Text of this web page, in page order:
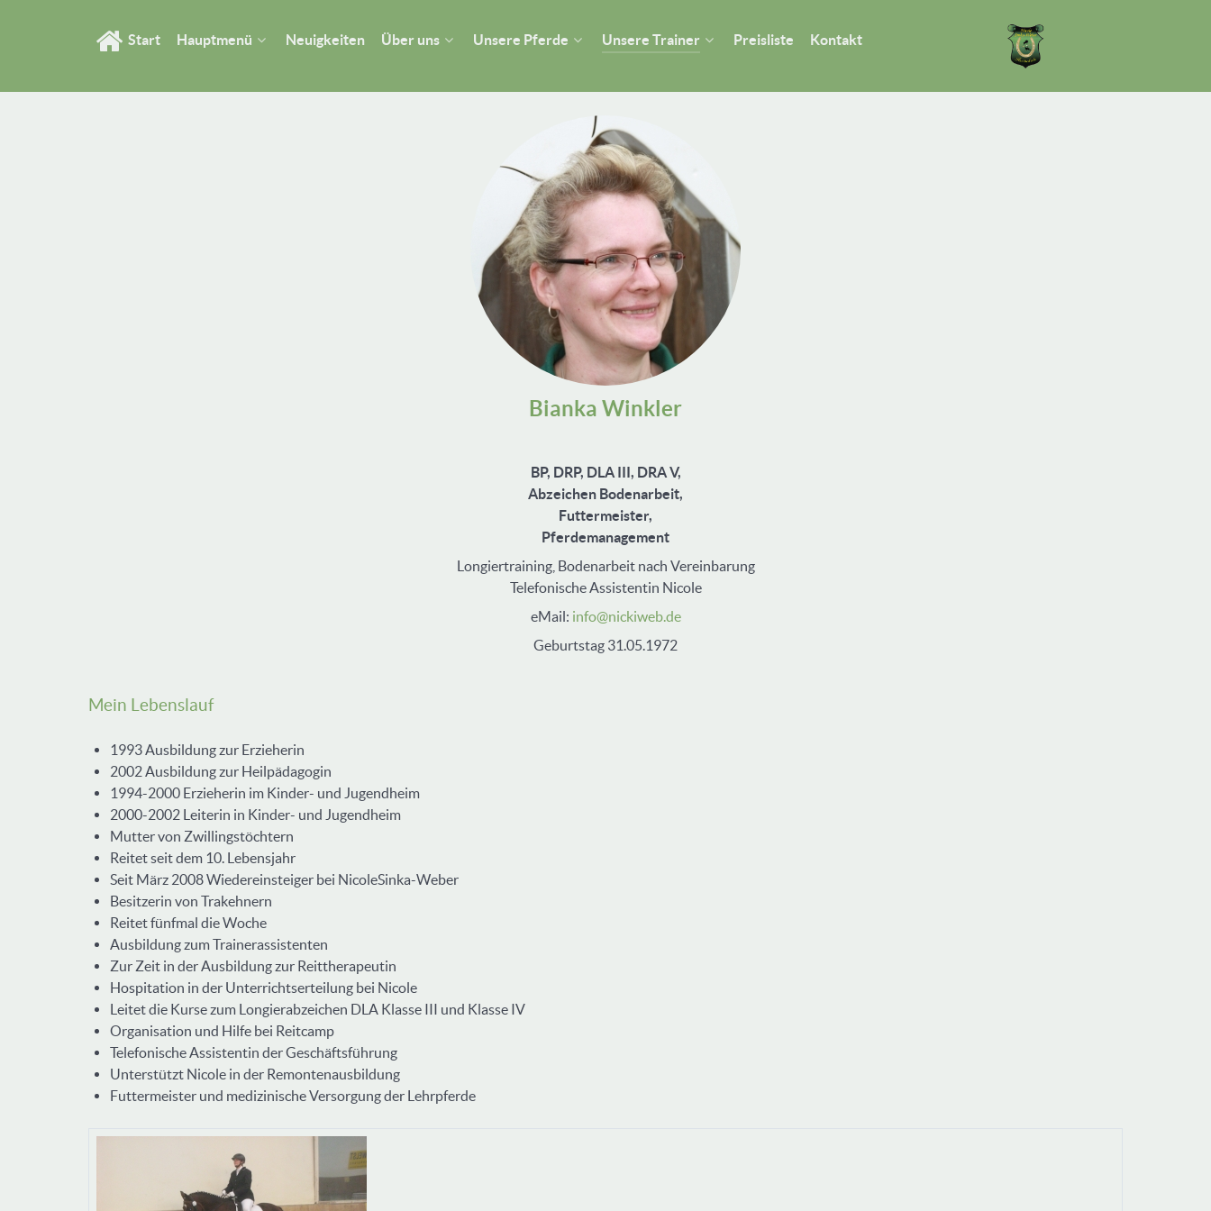
Start Hauptmenü Neuigkeiten Über uns Unsere Pferde Unsere Trainer Preisliste Kontakt
Bianka Winkler
BP, DRP, DLA III, DRA V,
Abzeichen Bodenarbeit,
Futtermeister,
Pferdemanagement
Longiertraining, Bodenarbeit nach Vereinbarung
Telefonische Assistentin Nicole
eMail: info@nickiweb.de
Geburtstag 31.05.1972
Mein Lebenslauf
1993 Ausbildung zur Erzieherin
2002 Ausbildung zur Heilpädagogin
1994-2000 Erzieherin im Kinder- und Jugendheim
2000-2002 Leiterin in Kinder- und Jugendheim
Mutter von Zwillingstöchtern
Reitet seit dem 10. Lebensjahr
Seit März 2008 Wiedereinsteiger bei NicoleSinka-Weber
Besitzerin von Trakehnern
Reitet fünfmal die Woche
Ausbildung zum Trainerassistenten
Zur Zeit in der Ausbildung zur Reittherapeutin
Hospitation in der Unterrichtserteilung bei Nicole
Leitet die Kurse zum Longierabzeichen DLA Klasse III und Klasse IV
Organisation und Hilfe bei Reitcamp
Telefonische Assistentin der Geschäftsführung
Unterstützt Nicole in der Remontenausbildung
Futtermeister und medizinische Versorgung der Lehrpferde